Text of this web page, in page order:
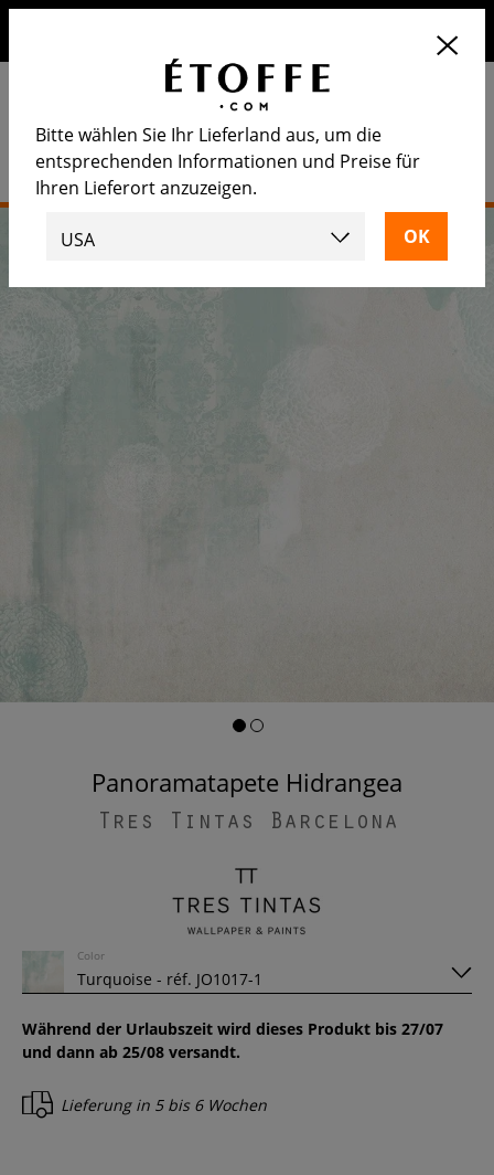
Panoramatapete Hidrangea
Tres Tintas Barcelona
Color
Während der Urlaubszeit wird dieses Produkt bis 27/07
und dann ab 25/08 versandt.
Lieferung in 5 bis 6 Wochen
Bitte wählen Sie Ihr Lieferland aus, um die
entsprechenden Informationen und Preise für
Ihren Lieferort anzuzeigen.